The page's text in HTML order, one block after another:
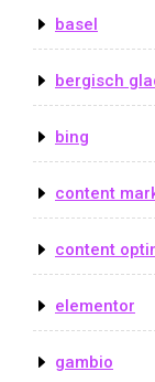
basel
bergisch
bing
content
content
elementor
gambio